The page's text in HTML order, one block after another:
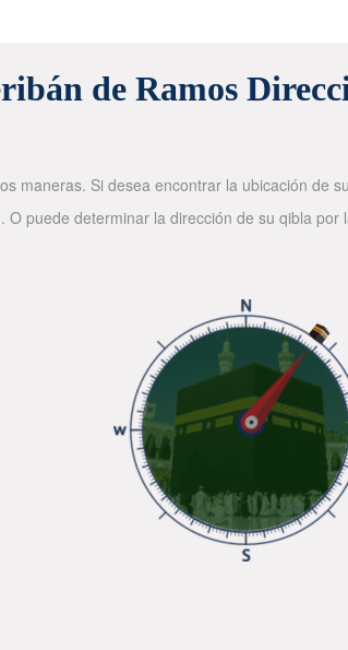
de Ramos
maneras. Si desea encontrar la ubicación de
puede determinar la dirección de su qibla